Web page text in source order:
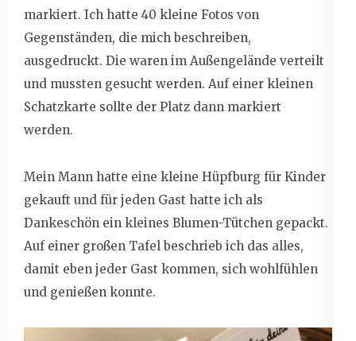
markiert. Ich hatte 40 kleine Fotos von
Gegenständen, die mich beschreiben,
ausgedruckt. Die waren im Außengelände verteilt
und mussten gesucht werden. Auf einer kleinen
Schatzkarte sollte der Platz dann markiert
werden.
Mein Mann hatte eine kleine Hüpfburg für Kinder
gekauft und für jeden Gast hatte ich als
Dankeschön ein kleines Blumen-Tütchen gepackt.
Auf einer großen Tafel beschrieb ich das alles,
damit eben jeder Gast kommen, sich wohlfühlen
und genießen konnte.